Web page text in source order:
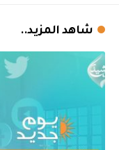
شاهد المزيد..